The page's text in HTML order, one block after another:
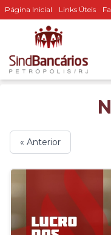
Página Inicial Links Úteis
« Anterior